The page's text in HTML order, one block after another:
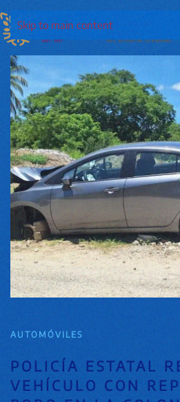
Skip to main content
AUTOMÓVILES
POLICÍA ESTATAL
VEHÍCULO CON